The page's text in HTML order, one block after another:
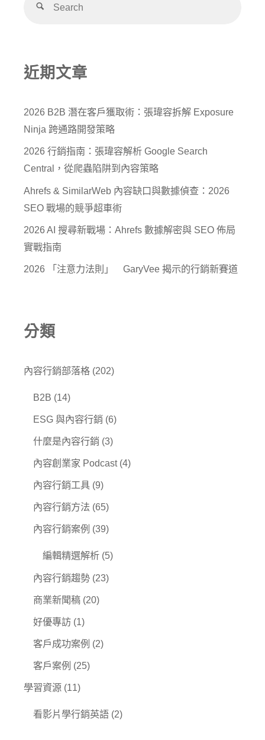
近期文章
2026 B2B 潛在客戶獲取術：張瑋容拆解 Exposure
Ninja 跨通路開發策略
2026 行銷指南：張瑋容解析 Google Search
Central，從爬蟲陷阱到內容策略
Ahrefs & SimilarWeb 內容缺口與數據偵查：2026
SEO 戰場的競爭超車術
2026 AI 搜尋新戰場：Ahrefs 數據解密與 SEO 佈局
實戰指南
2026 「注意力法則」 GaryVee 揭示的行銷新賽道
分類
內容行銷部落格 (202)
B2B (14)
ESG 與內容行銷 (6)
什麼是內容行銷 (3)
內容創業家 Podcast(4)
內容行銷工具 (9)
內容行銷方法 (65)
內容行銷案例 (39)
編輯精選解析 (5)
內容行銷趨勢 (23)
商業新聞稿 (20)
好優專訪 (1)
客戶成功案例 (2)
客戶案例 (25)
學習資源 (11)
看影片學行銷英語 (2)